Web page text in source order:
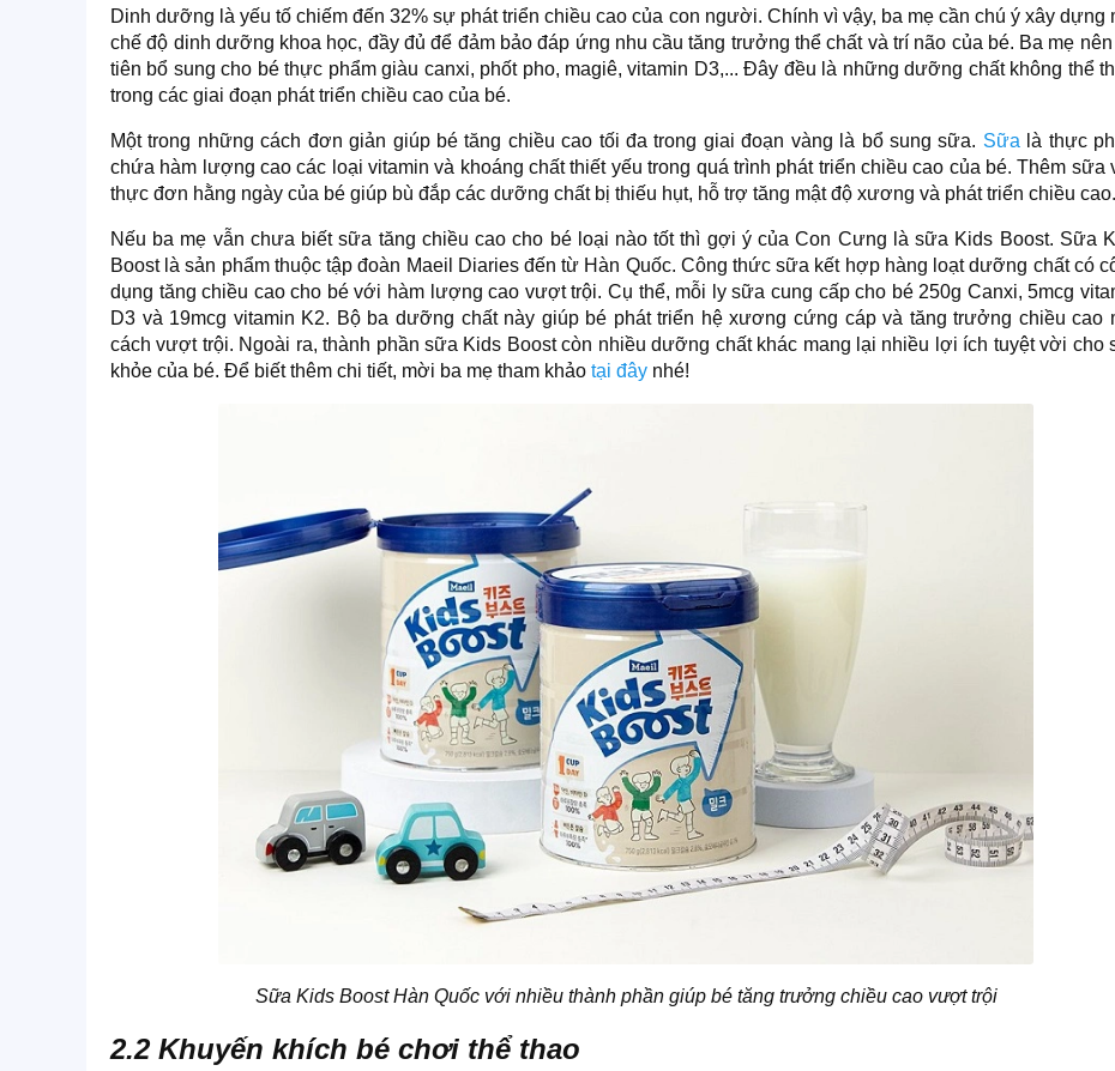
Dinh dưỡng là yếu tố chiếm đến 32% sự phát triển chiều cao của con người. Chính vì vậy, ba mẹ cần chú ý xây dựng
chế độ dinh dưỡng khoa học, đầy đủ để đảm bảo đáp ứng nhu cầu tăng trưởng thể chất và trí não của bé. Ba mẹ
tiên bổ sung cho bé thực phẩm giàu canxi, phốt pho, magiê, vitamin D3,... Đây đều là những dưỡng chất không thể
trong các giai đoạn phát triển chiều cao của bé.
Một trong những cách đơn giản giúp bé tăng chiều cao tối đa trong giai đoạn vàng là bổ sung sữa. Sữa là thực
chứa hàm lượng cao các loại vitamin và khoáng chất thiết yếu trong quá trình phát triển chiều cao của bé. Thêm sữa
thực đơn hằng ngày của bé giúp bù đắp các dưỡng chất bị thiếu hụt, hỗ trợ tăng mật độ xương và phát triển chiều cao.
Nếu ba mẹ vẫn chưa biết sữa tăng chiều cao cho bé loại nào tốt thì gợi ý của Con Cưng là sữa Kids Boost. Sữa
Boost là sản phẩm thuộc tập đoàn Maeil Diaries đến từ Hàn Quốc. Công thức sữa kết hợp hàng loạt dưỡng chất có
dụng tăng chiều cao cho bé với hàm lượng cao vượt trội. Cụ thể, mỗi ly sữa cung cấp cho bé 250g Canxi, 5mcg
D3 và 19mcg vitamin K2. Bộ ba dưỡng chất này giúp bé phát triển hệ xương cứng cáp và tăng trưởng chiều cao
cách vượt trội. Ngoài ra, thành phần sữa Kids Boost còn nhiều dưỡng chất khác mang lại nhiều lợi ích tuyệt vời cho
khỏe của bé. Để biết thêm chi tiết, mời ba mẹ tham khảo tại đây nhé!
Sữa Kids Boost Hàn Quốc với nhiều thành phần giúp bé tăng trưởng chiều cao vượt trội
2.2 Khuyến khích bé chơi thể thao